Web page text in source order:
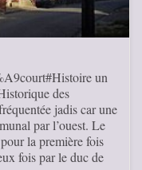
un
des
jadis car une
par l’ouest. Le
la première fois
fois par le duc de